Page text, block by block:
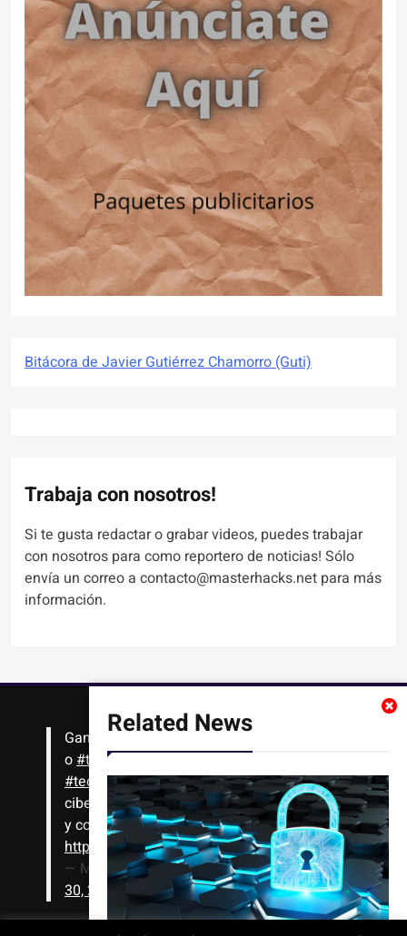
Related News
Bitácora de Javier Gutiérrez Chamorro (Guti)
Trabaja con nosotros!
Si te gusta redactar o grabar videos, puedes trabajar
con nosotros para como reportero de noticias! Sólo
envía un correo a contacto@masterhacks.net para más
información.
Gana #Bitcoin solo con leer artículos, noticias
o#tutoriales
#tecnología,#criptomonedas, seguridad
cibernética y más!! Sólo tienes que registrarte
y comenzar a navegar
https://t.co/1KjkllJEit
— Masterhacks (@Masterhacks_net)August
30, 2020